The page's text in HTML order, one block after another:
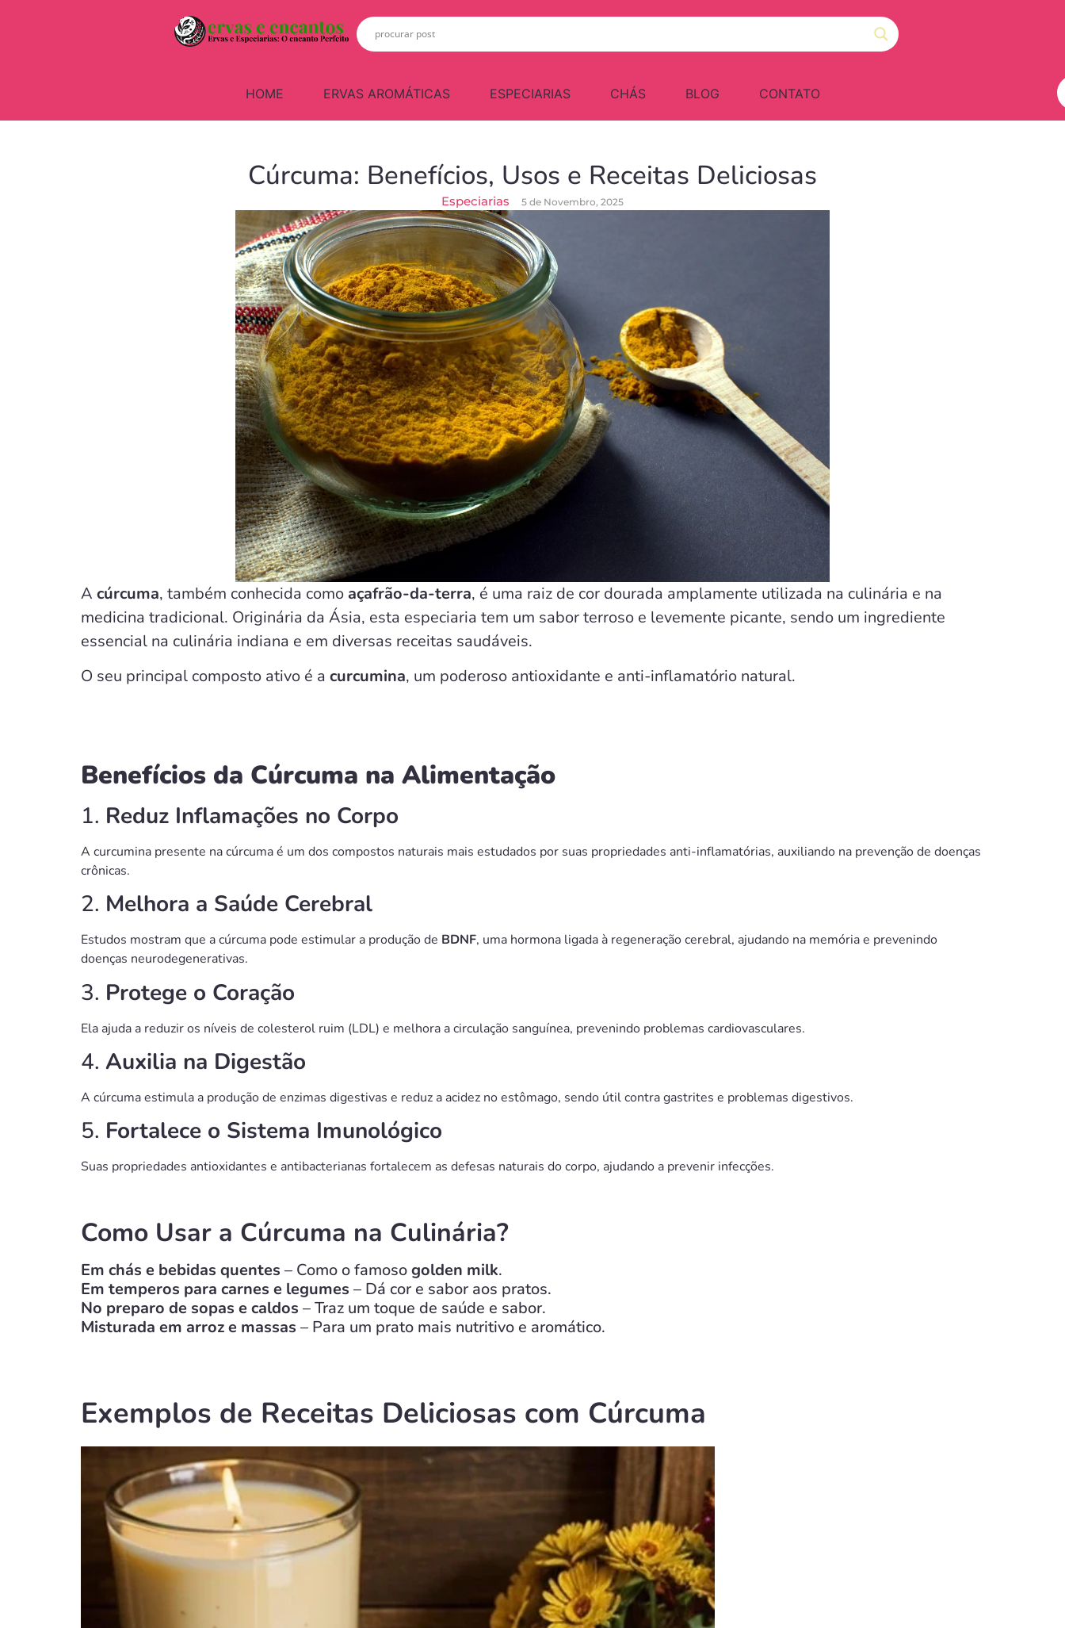
HOME ERVAS AROMÁTICAS ESPECIARIAS CHÁS BLOG CONTATO
Cúrcuma: Benefícios, Usos e Receitas Deliciosas
Especiarias 5 de Novembro, 2025
A cúrcuma, também conhecida como açafrão-da-terra, é uma raiz de cor dourada amplamente utilizada na culinária e na
medicina tradicional. Originária da Ásia, esta especiaria tem um sabor terroso e levemente picante, sendo um ingrediente
essencial na culinária indiana e em diversas receitas saudáveis.
O seu principal composto ativo é a curcumina, um poderoso antioxidante e anti-inflamatório natural.
Benefícios da Cúrcuma na Alimentação
1. Reduz Inflamações no Corpo
A curcumina presente na cúrcuma é um dos compostos naturais mais estudados por suas propriedades anti-inflamatórias, auxiliando na prevenção de doenças
crônicas.
2. Melhora a Saúde Cerebral
Estudos mostram que a cúrcuma pode estimular a produção de BDNF, uma hormona ligada à regeneração cerebral, ajudando na memória e prevenindo
doenças neurodegenerativas.
3. Protege o Coração
Ela ajuda a reduzir os níveis de colesterol ruim (LDL) e melhora a circulação sanguínea, prevenindo problemas cardiovasculares.
4. Auxilia na Digestão
A cúrcuma estimula a produção de enzimas digestivas e reduz a acidez no estômago, sendo útil contra gastrites e problemas digestivos.
5. Fortalece o Sistema Imunológico
Suas propriedades antioxidantes e antibacterianas fortalecem as defesas naturais do corpo, ajudando a prevenir infecções.
Como Usar a Cúrcuma na Culinária?
Em chás e bebidas quentes – Como o famosogolden milk.
Em temperos para carnes e legumes – Dá cor e sabor aos pratos.
No preparo de sopas e caldos – Traz um toque de saúde e sabor.
Misturada em arroz e massas – Para um prato mais nutritivo e aromático.
Exemplos de Receitas Deliciosas com Cúrcuma